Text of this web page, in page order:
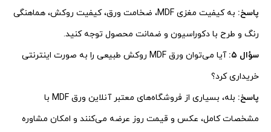
پاسخ:
به کیفیت مغزی MDF، ضخامت ورق، کیفیت روکش، هماهنگی
رنگ و طرح با دکوراسیون و ضمانت محصول توجه کنید.
سؤال ۵:
آیا می‌توان ورق MDF روکش طبیعی را به صورت اینترنتی
خریداری کرد؟
پاسخ:
بله، بسیاری از فروشگاه‌های معتبر آنلاین ورق MDF با
مشخصات کامل، عکس و قیمت روز عرضه می‌کنند و امکان مشاوره